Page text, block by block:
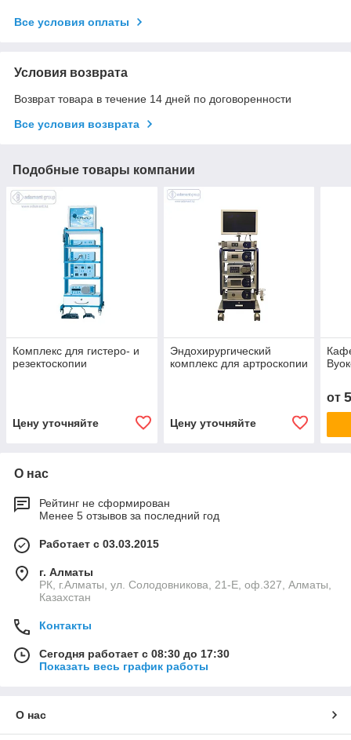
Все условия оплаты
Условия возврата
Возврат товара в течение 14 дней по договоренности
Все условия возврата
Подобные товары компании
Комплекс для гистеро- и
резектоскопии
Цену уточняйте
Эндохирургический
комплекс для артроскопии
Цену уточняйте
от
О нас
Рейтинг не сформирован
Менее 5 отзывов за последний год
Работает с 03.03.2015
г. Алматы
РК, г.Алматы, ул. Солодовникова, 21-Е, оф.327, Алматы,
Казахстан
Контакты
Сегодня работает с 08:30 до 17:30
Показать весь график работы
О нас